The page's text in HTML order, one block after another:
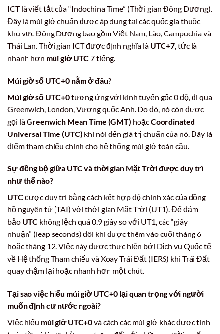
ICT là viết tắt của “Indochina Time” (Thời gian Đông Dương).
Đây là múi giờ chuẩn được áp dụng tại các quốc gia thuộc
khu vực Đông Dương bao gồm Việt Nam, Lào, Campuchia và
Thái Lan. Thời gian ICT được định nghĩa là UTC+7 , tức là
nhanh hơn múi giờ UTC7 tiếng.
Múi giờ số UTC+0 nằm ở đâu?
Múi giờ số UTC+0tương ứng với kinh tuyến gốc 0 độ, đi qua
Greenwich, London, Vương quốc Anh. Do đó, nó còn được
gọi làGreenwich Mean Time (GMT) hoặcCoordinated
Universal Time (UTC) khi nói đến giá trị chuẩn của nó. Đây là
điểm tham chiếu chính cho hệ thống múi giờ toàn cầu.
Sự đồng bộ giữa UTC và thời gian Mặt Trời được duy trì
như thế nào?
UTCđược duy trì bằng cách kết hợp độ chính xác của đồng
hồ nguyên tử (TAI) với thời gian Mặt Trời (UT1). Để đảm
bảo UTC không lệch quá 0.9 giây so với UT1, các “giây
nhuận” (leap seconds) đôi khi được thêm vào cuối tháng 6
hoặc tháng 12. Việc này được thực hiện bởi Dịch vụ Quốc tế
về Hệ thống Tham chiếu và Xoay Trái Đất (IERS) khi Trái Đất
quay chậm lại hoặc nhanh hơn một chút.
Tại sao việc hiểu múi giờ UTC+0 lại quan trọng với người
muốn định cư nước ngoài?
Việc hiểu múi giờ UTC+0và cách các múi giờ khác được tính